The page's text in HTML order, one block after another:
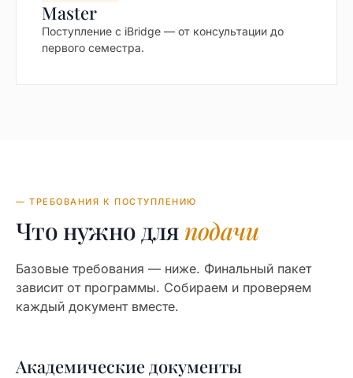
Master
Поступление с iBridge — от консультации до
первого семестра.
— ТРЕБОВАНИЯ К ПОСТУПЛЕНИЮ
Что нужно для подачи
Базовые требования — ниже. Финальный пакет
зависит от программы. Собираем и проверяем
каждый документ вместе.
Академические документы